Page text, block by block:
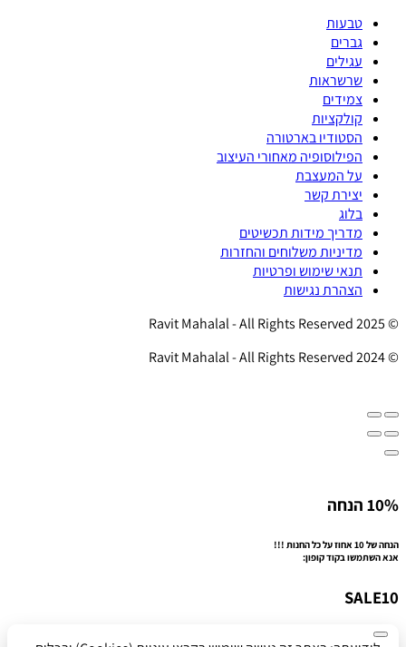
טבעות
גברים
עגילים
שרשראות
צמידים
קולקציות
הסטודיו בארטורה
הפילוסופיה מאחורי העיצוב
על המעצבת
יצירת קשר
בלוג
מדריך מידות תכשיטים
מדיניות משלוחים והחזרות
תנאי שימוש ופרטיות
הצהרת נגישות
© 2025 Ravit Mahalal - All Rights Reserved
© 2024 Ravit Mahalal - All Rights Reserved
10% הנחה
הנחה של 10 אחוז על כל החנות !!!
אנא השתמשו בקוד קופון:
SALE10